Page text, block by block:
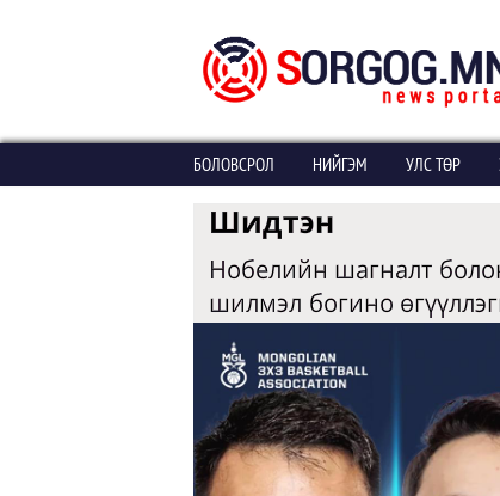
БОЛОВСРОЛ НИЙГЭМ УЛС ТӨР